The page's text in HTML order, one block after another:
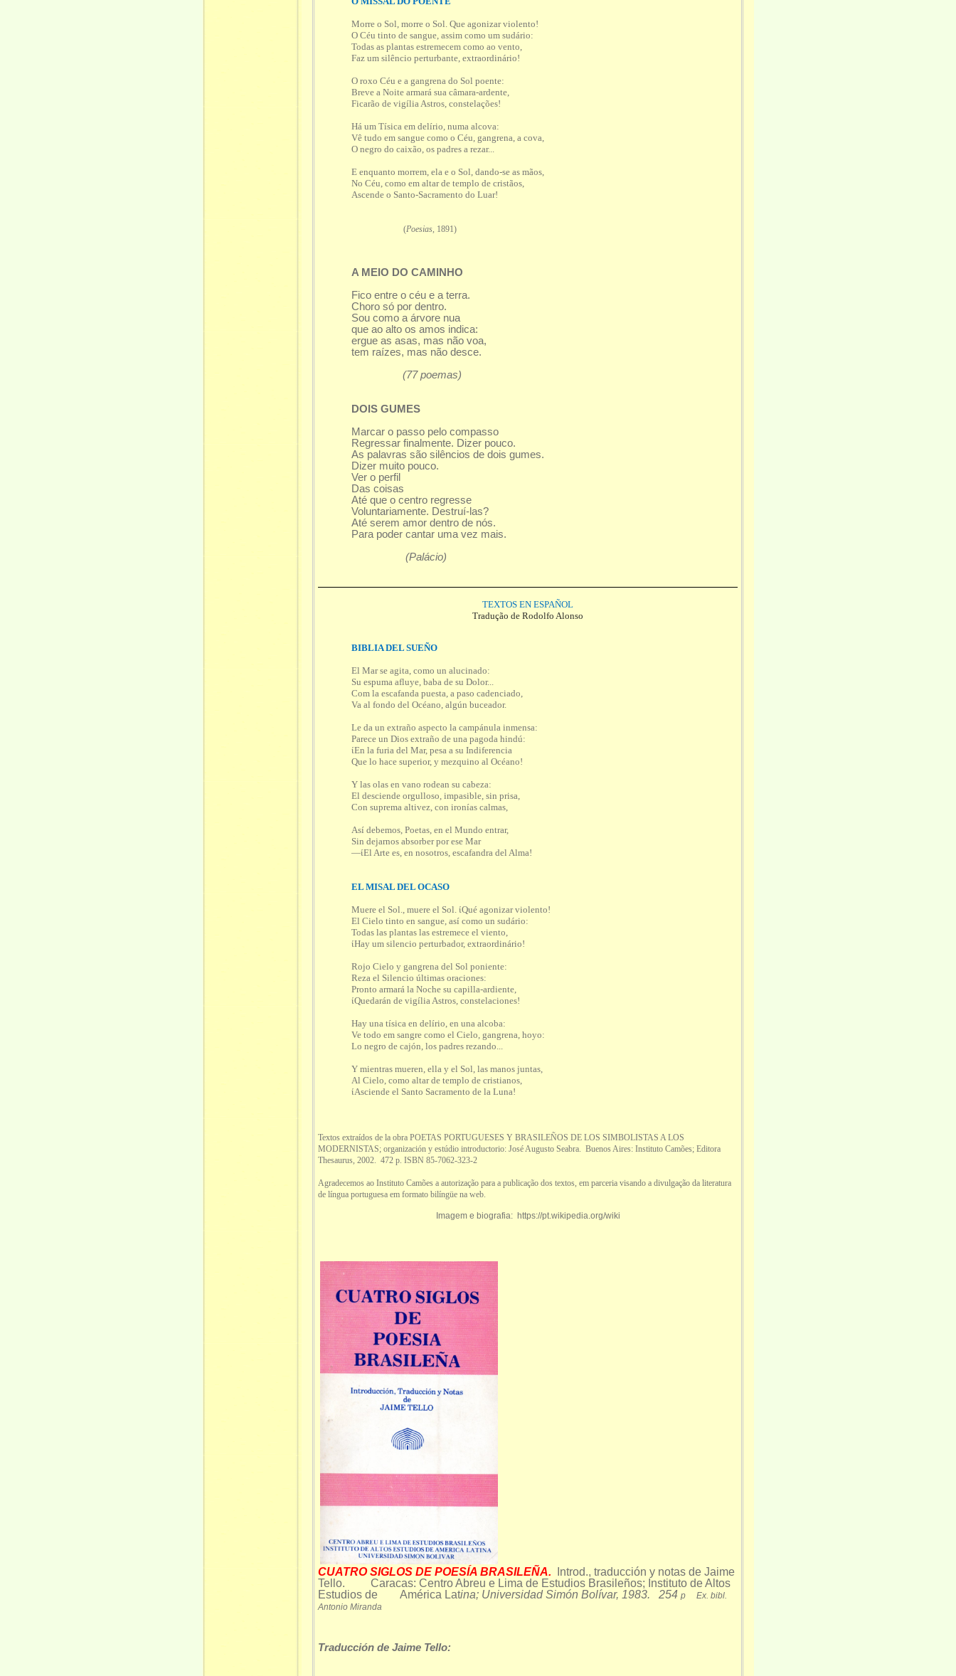
Morre o Sol, morre o Sol. Que agonizar violento!
O Céu tinto de sangue, assim como um sudário:
Todas as plantas estremecem como ao vento,
Faz um silêncio perturbante, extraordinário!
O roxo Céu e a gangrena do Sol poente:
Breve a Noite armará sua câmara-ardente,
Ficarão de vigília Astros, constelações!
Há um Tísica em delírio, numa alcova:
Vê tudo em sangue como o Céu, gangrena, a cova,
O negro do caixão, os padres a rezar...
E enquanto morrem, ela e o Sol, dando-se as mãos,
No Céu, como em altar de templo de cristãos,
Ascende o Santo-Sacramento do Luar!
(Poesias, 1891)
A MEIO DO CAMINHO
Fico entre o céu e a terra.
Choro só por dentro.
Sou como a árvore nua
que ao alto os amos indica:
ergue as asas, mas não voa,
tem raízes, mas não desce.
(77 poemas)
DOIS GUMES
Marcar o passo pelo compasso
Regressar finalmente. Dizer pouco.
As palavras são silêncios de dois gumes.
Dizer muito pouco.
Ver o perfil
Das coisas
Até que o centro regresse
Voluntariamente. Destruí-las?
Até serem amor dentro de nós.
Para poder cantar uma vez mais.
(Palácio)
TEXTOS EN ESPAÑOL
Tradução de Rodolfo Alonso
BIBLIA DEL SUEÑO
El Mar se agita, como un alucinado:
Su espuma afluye, baba de su Dolor...
Com la escafanda puesta, a paso cadenciado,
Va al fondo del Océano, algún buceador.
Le da un extraño aspecto la campánula inmensa:
Parece un Dios extraño de una pagoda hindú:
ίEn la furia del Mar, pesa a su Indiferencia
Que lo hace superior, y mezquino al Océano!
Y las olas en vano rodean su cabeza:
El desciende orgulloso, impasible, sin prisa,
Con suprema altivez, con ironías calmas,
Así debemos, Poetas, en el Mundo entrar,
Sin dejarnos absorber por ese Mar
—ίEl Arte es, en nosotros, escafandra del Alma!
EL MISAL DEL OCASO
Muere el Sol., muere el Sol. ίQué agonizar violento!
El Cielo tinto en sangue, así como un sudário:
Todas las plantas las estremece el viento,
ίHay um silencio perturbador, extraordinário!
Rojo Cielo y gangrena del Sol poniente:
Reza el Silencio últimas oraciones:
Pronto armará la Noche su capilla-ardiente,
ίQuedarán de vigília Astros, constelaciones!
Hay una tísica en delírio, en una alcoba:
Ve todo em sangre como el Cielo, gangrena, hoyo:
Lo negro de cajón, los padres rezando...
Y mientras mueren, ella y el Sol, las manos juntas,
Al Cielo, como altar de templo de cristianos,
ίAsciende el Santo Sacramento de la Luna!
Textos extraídos de la obra POETAS PORTUGUESES Y BRASILEÑOS DE LOS SIMBOLISTAS A LOS
MODERNISTAS; organización y estúdio introductorio: José Augusto Seabra. Buenos Aires: Instituto Camões; Editora
Thesaurus, 2002. 472 p. ISBN 85-7062-323-2
Agradecemos ao Instituto Camões a autorização para a publicação dos textos, em parceria visando a divulgação da literatura
de língua portuguesa em formato bilíngüe na web.
Imagem e biografia: https://pt.wikipedia.org/wiki
CUATRO SIGLOS DE POESÍA BRASILEÑA.
Introd., traducción y notas de Jaime
Tello. Caracas: Centro Abreu e Lima de Estudios Brasileños; Instituto de Altos
Estudios de América Latina; Universidad Simón Bolívar, 1983. 254 p Ex. bibl.
Antonio Miranda
Traducción de Jaime Tello: